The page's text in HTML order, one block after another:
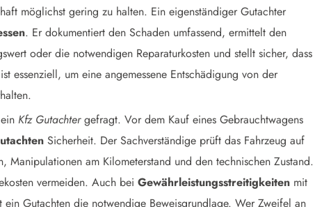
möglichst gering zu halten. Ein eigenständiger Gutachter
. Er dokumentiert den Schaden umfassend, ermittelt den
oder die notwendigen Reparaturkosten und stellt sicher, dass
essenziell, um eine angemessene Entschädigung von der
Kfz Gutachtergefragt. Vor dem Kauf eines Gebrauchtwagens
Sicherheit. Der Sachverständige prüft das Fahrzeug auf
Manipulationen am Kilometerstand und den technischen Zustand.
vermeiden. Auch bei Gewährleistungsstreitigkeiten mit
Gutachten die notwendige Beweisgrundlage. Wer Zweifel an